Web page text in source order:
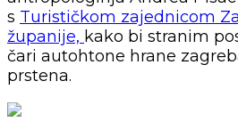
s Turističkom zajednicom
županije, kako bi stranim
čari autohtone hrane
prstena.